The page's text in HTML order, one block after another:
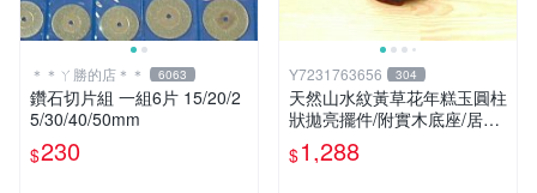
＊＊ㄚ勝的店＊＊ 6063
鑽石切片組 一組6片 15/20/2
5/30/40/50mm
$230
Y7231763656 304
天然山水紋黃草花年糕玉圓柱
狀拋亮擺件/附實木底座/居家
藝術擺件超好看，珍藏品出
清，重約1490公克
$1,288